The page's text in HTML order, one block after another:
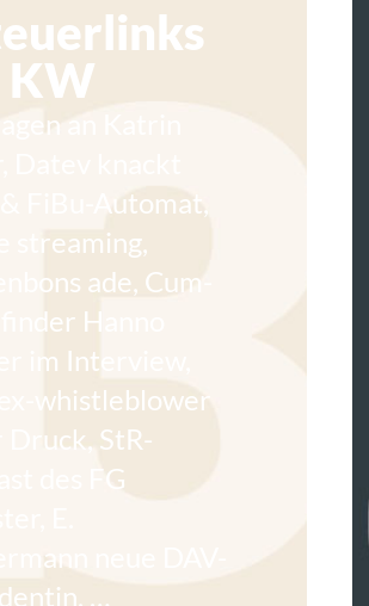
KW
an Katrin
& FiBu-Automat,
streaming,
ade, Cum-
Hanno
im Interview,
ex-whistleblower
Druck, StR-
des FG
neue DAV-
…